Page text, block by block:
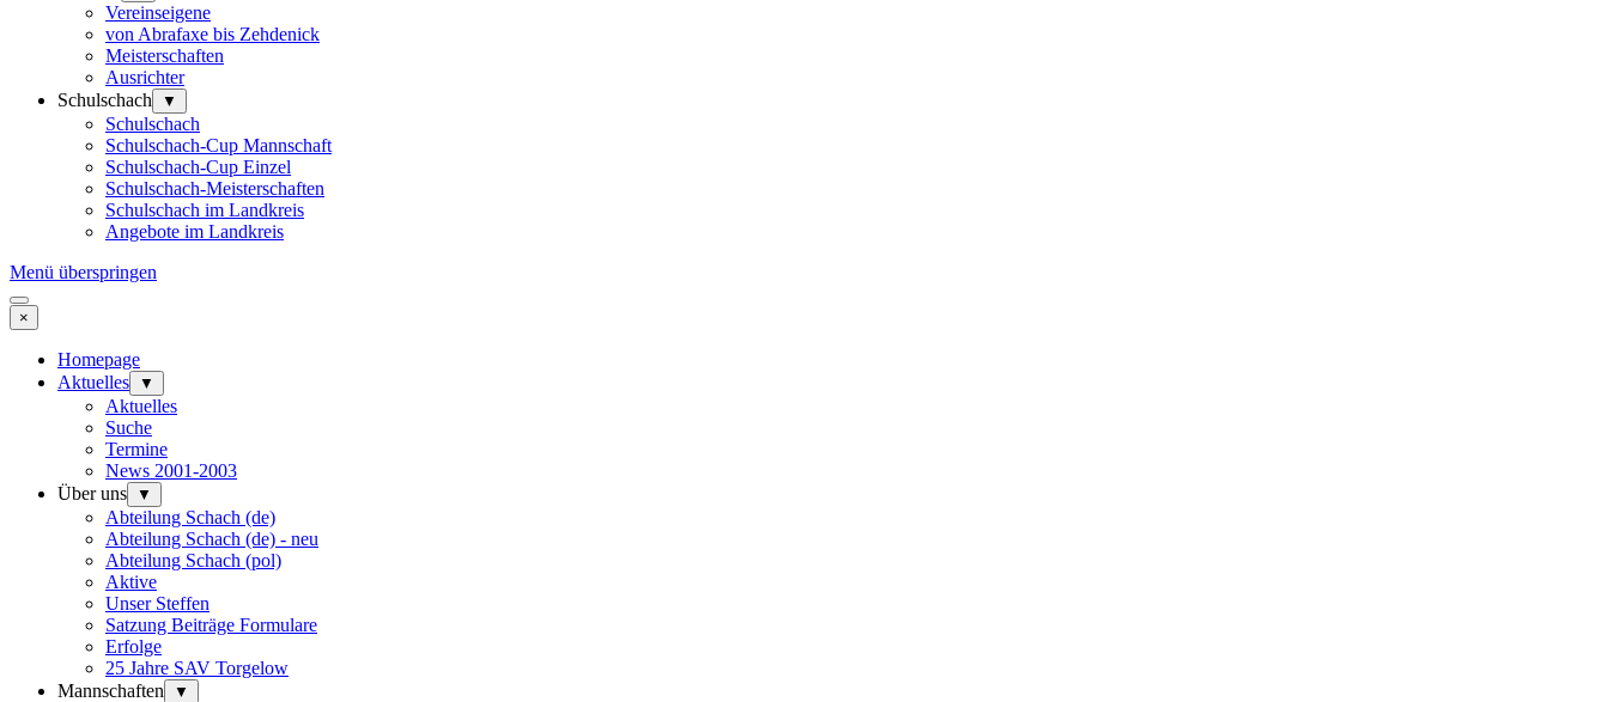
Vereinseigene
von Abrafaxe bis Zehdenick
Meisterschaften
Ausrichter
Schulschach
▼
Schulschach
Schulschach-Cup Mannschaft
Schulschach-Cup Einzel
Schulschach-Meisterschaften
Schulschach im Landkreis
Angebote im Landkreis
Menü überspringen
×
Homepage
Aktuelles
▼
Aktuelles
Suche
Termine
News 2001-2003
Über uns
▼
Abteilung Schach (de)
Abteilung Schach (de) - neu
Abteilung Schach (pol)
Aktive
Unser Steffen
Satzung Beiträge Formulare
Erfolge
25 Jahre SAV Torgelow
Mannschaften
▼